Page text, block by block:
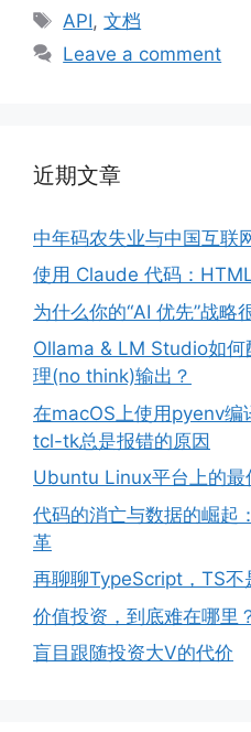
Tags
API,文档
Leave a comment
近期文章
中年码农失业与中国互联
使用 Claude 代码：
为什么你的“AI 优先”战略
Ollama & LM Studio如何
理(no think)输出？
在macOS上使用pyenv编
tcl-tk总是报错的原因
Ubuntu Linux平台上的最
代码的消亡与数据的崛起
革
再聊聊TypeScript，TS不
价值投资，到底难在哪里
盲目跟随投资大V的代价